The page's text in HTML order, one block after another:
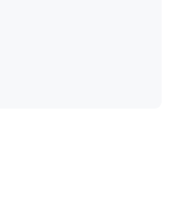
保できるような勤務環
トを選定したりするな
境を整えています。